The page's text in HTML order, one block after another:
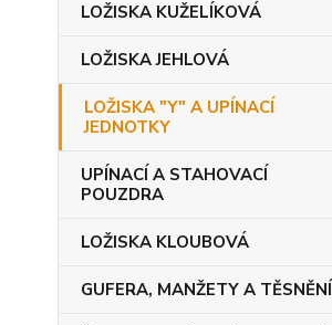
LOŽISKA KUŽELÍKOVÁ
LOŽISKA JEHLOVÁ
LOŽISKA "Y" A UPÍNACÍ
JEDNOTKY
UPÍNACÍ A STAHOVACÍ
POUZDRA
LOŽISKA KLOUBOVÁ
GUFERA, MANŽETY A TĚSNĚNÍ